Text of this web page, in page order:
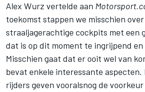
Alex Wurz vertelde aan
toekomst stappen we misschien
straaljagerachtige cockpits met een
dat is op dit moment te ingrijpend
Misschien gaat dat er ooit wel van
bevat enkele interessante aspecten.
rijders geven vooralsnog de